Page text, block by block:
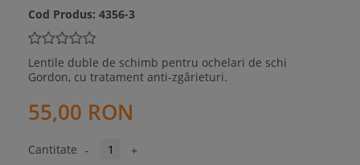
Cod Produs: 4356-3
Lentile duble de schimb pentru ochelari de schi
Gordon, cu tratament anti-zgârieturi.
55,00 RON
Cantitate - +